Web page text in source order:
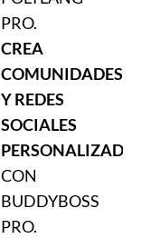
PRO.
CREA
COMUNIDADES
Y REDES
SOCIALES
CON
BUDDYBOSS
PRO.